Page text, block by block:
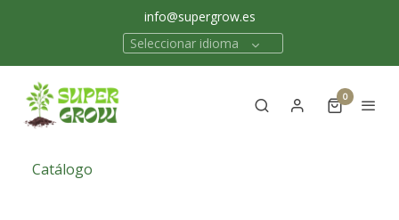
info@supergrow.es
Seleccionar idioma
0
Catálogo